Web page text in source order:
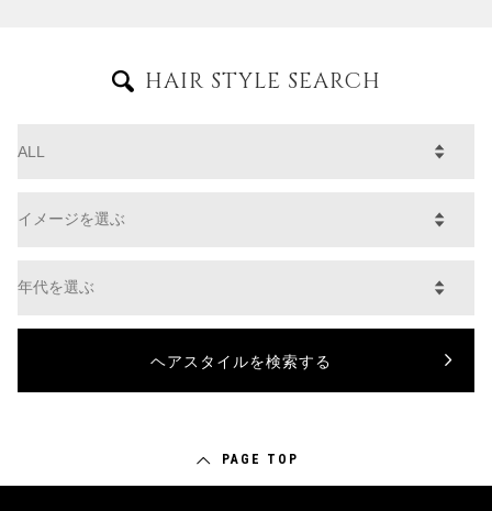
HAIR STYLE SEARCH
PAGE TOP